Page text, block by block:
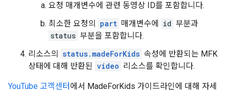
요청 매개변수에 관련 동영상 ID를 포함합니다.
최소한 요청의
part 매개변수에 id 부분과
status 부분을 포함합니다.
리소스의
status.madeForKids 속성에 반환되는 MFK
상태에 대해 반환된 video 리소스를 확인합니다.
YouTube 고객센터 에서 MadeForKids 가이드라인에 대해 자세